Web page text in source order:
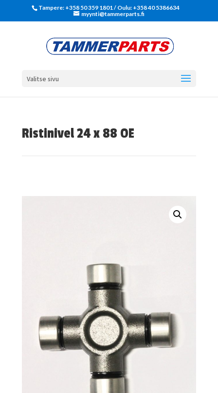
Tampere: +358 50 359 1801‬ / Oulu: +358 40 5386634
myynti@tammerparts.fi
Valitse sivu
Ristinivel 24 x 88 OE